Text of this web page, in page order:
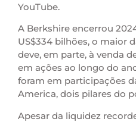
YouTube.
A Berkshire encerrou
US$334 bilhões, o maior
deve, em parte, à venda
em ações ao longo do
foram em participações
America, dois pilares do
Apesar da liquidez